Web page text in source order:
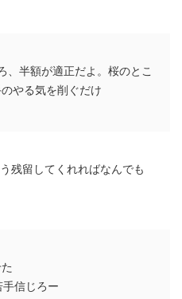
、半額が適正だよ。桜のとこ
やる気を削ぐだけ
残留してくれればなんでも
信じろー